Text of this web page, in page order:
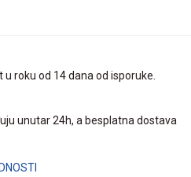
roku od 14 dana od isporuke.
unutar 24h, a besplatna dostava